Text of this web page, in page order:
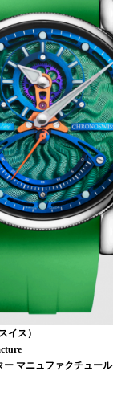
イス）
ー マニュファクチュール